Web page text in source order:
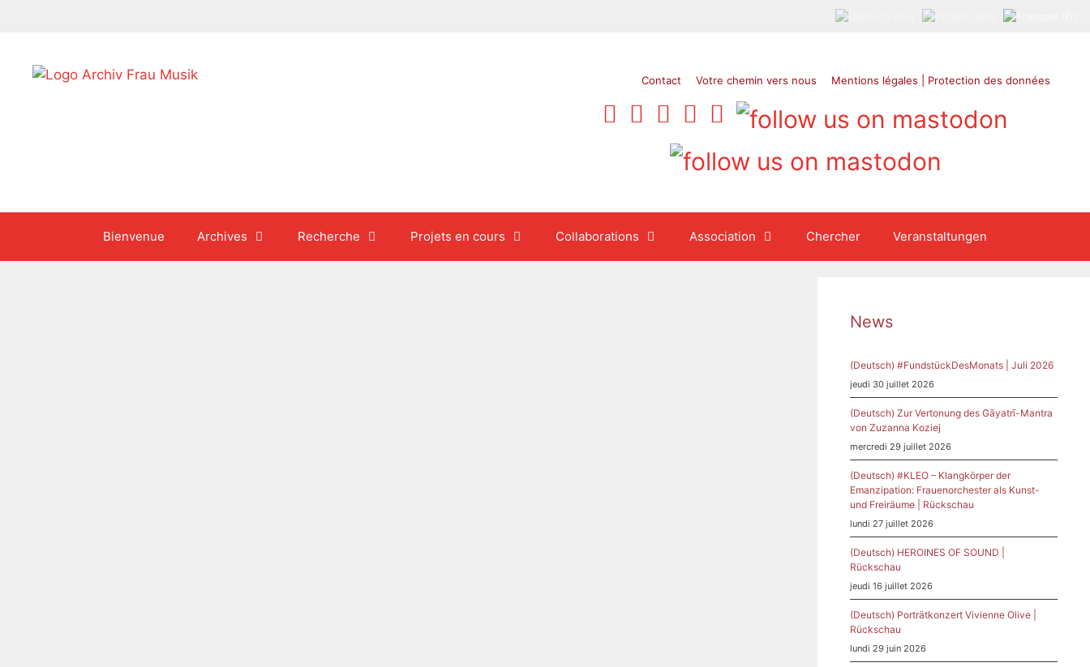
Contact Votre chemin vers nous Mentions légales | Protection des données
Bienvenue Archives Recherche Projets en cours Collaborations Association Chercher Veranstaltungen
News
(Deutsch) #FundstückDesMonats | Juli 2026
jeudi 30 juillet 2026
(Deutsch) Zur Vertonung des Gāyatrī-Mantra
von Zuzanna Koziej
mercredi 29 juillet 2026
(Deutsch) #KLEO – Klangkörper der
Emanzipation: Frauenorchester als Kunst-
und Freiräume | Rückschau
lundi 27 juillet 2026
(Deutsch) HEROINES OF SOUND |
Rückschau
jeudi 16 juillet 2026
(Deutsch) Porträtkonzert Vivienne Olive |
Rückschau
lundi 29 juin 2026